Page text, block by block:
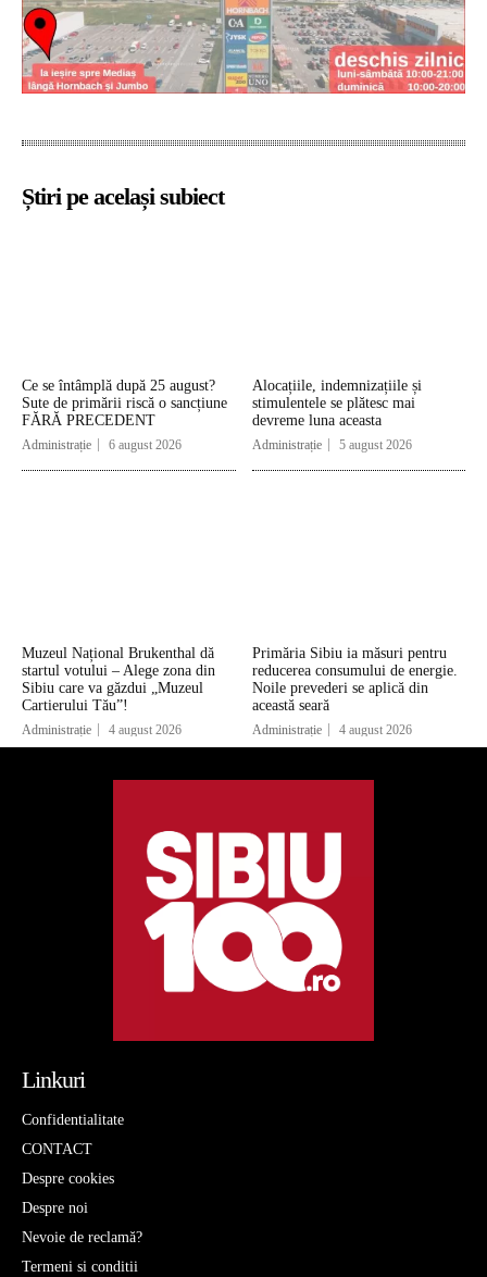
Știri pe același subiect
Ce se întâmplă după 25 august?
Sute de primării riscă o sancțiune
FĂRĂ PRECEDENT
Administrație 6 august 2026
Alocațiile, indemnizațiile și
stimulentele se plătesc mai
devreme luna aceasta
Administrație 5 august 2026
Muzeul Național Brukenthal dă
startul votului – Alege zona din
Sibiu care va găzdui „Muzeul
Cartierului Tău”!
Administrație 4 august 2026
Primăria Sibiu ia măsuri pentru
reducerea consumului de energie.
Noile prevederi se aplică din
această seară
Administrație 4 august 2026
Linkuri
Confidentialitate
CONTACT
Despre cookies
Despre noi
Nevoie de reclamă?
Termeni si conditii